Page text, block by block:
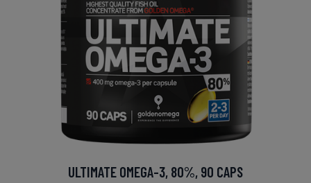
ULTIMATE OMEGA-3, 80%, 90 CAPS